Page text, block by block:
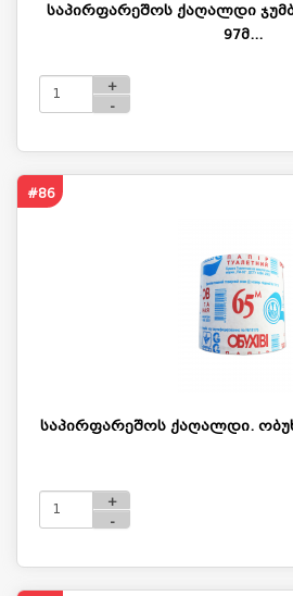
საპირფარეშოს ქაღალდი
97მ...
+
-
#86
საპირფარეშოს ქაღალდი.
+
-